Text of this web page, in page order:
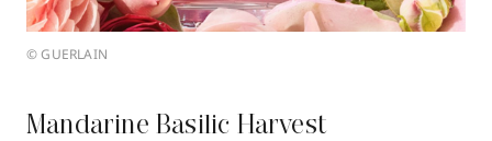
© GUERLAIN
Mandarine Basilic Harvest